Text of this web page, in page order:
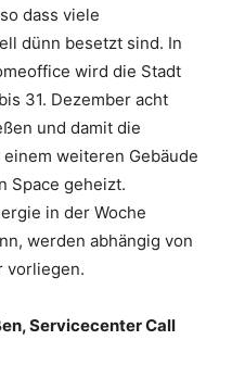
dass viele
dünn besetzt sind. In
wird die Stadt
31. Dezember acht
und damit die
weiteren Gebäude
Space geheizt.
in der Woche
werden abhängig von
vorliegen.
Servicecenter Call